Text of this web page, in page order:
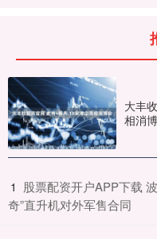
大丰
相消
1
股票配资开户APP下载
奇”直升机对外军售合同